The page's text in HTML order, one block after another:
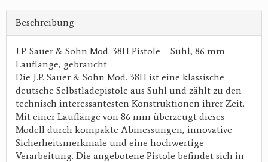
Beschreibung
J.P. Sauer & Sohn Mod. 38H Pistole – Suhl, 86 mm
Lauflänge, gebraucht
Die J.P. Sauer & Sohn Mod. 38H ist eine klassische
deutsche Selbstladepistole aus Suhl und zählt zu den
technisch interessantesten Konstruktionen ihrer Zeit.
Mit einer Lauflänge von 86 mm überzeugt dieses
Modell durch kompakte Abmessungen, innovative
Sicherheitsmerkmale und eine hochwertige
Verarbeitung. Die angebotene Pistole befindet sich in